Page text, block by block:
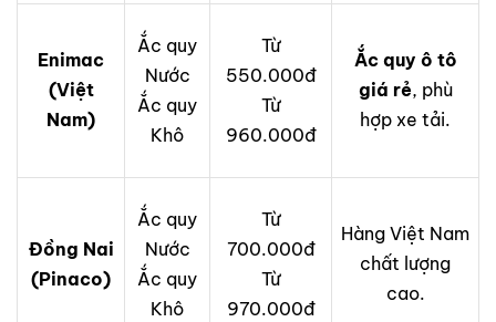
Enimac
(Việt
Nam)
Ắc quy
Nước
Ắc quy
Khô
Từ
550.000đ
Từ
960.000đ
Ắc quy ô tô
giá rẻ, phù
hợp xe tải.
Đồng Nai
(Pinaco)
Ắc quy
Nước
Ắc quy
Khô
Từ
700.000đ
Từ
970.000đ
Hàng Việt Nam
chất lượng
cao.